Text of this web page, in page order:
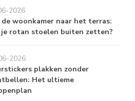
2026
de woonkamer naar het terras:
je rotan stoelen buiten zetten?
2026
plakken zonder
Het ultieme